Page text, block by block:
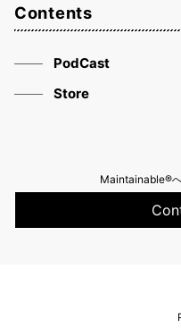
Contents
PodCast
Store
Maintainable®